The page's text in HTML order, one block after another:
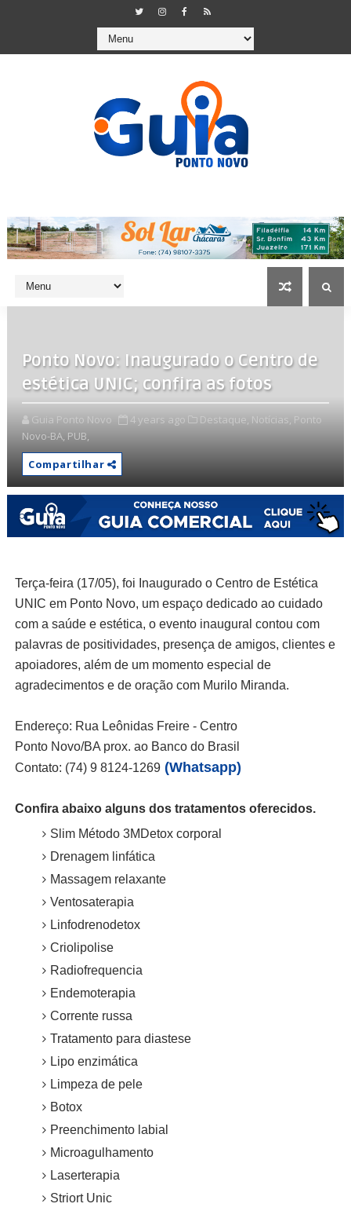
Ponto Novo: Inaugurado o Centro de
estética UNIC; confira as fotos
Guia Ponto Novo 4 years ago Destaque, Notícias, Ponto
Novo-BA, PUB,
Compartilhar
Terça-feira (17/05), foi Inaugurado o Centro de Estética
UNIC em Ponto Novo, um espaço dedicado ao cuidado
com a saúde e estética, o evento inaugural contou com
palavras de positividades, presença de amigos, clientes e
apoiadores, além de um momento especial de
agradecimentos e de oração com Murilo Miranda.
Endereço: Rua Leônidas Freire - Centro
Ponto Novo/BA prox. ao Banco do Brasil
Contato: (74) 9 8124-1269 (Whatsapp)
Confira abaixo alguns dos tratamentos oferecidos.
Slim Método 3MDetox corporal
Drenagem linfática
Massagem relaxante
Ventosaterapia
Linfodrenodetox
Criolipolise
Radiofrequencia
Endemoterapia
Corrente russa
Tratamento para diastese
Lipo enzimática
Limpeza de pele
Botox
Preenchimento labial
Microagulhamento
Laserterapia
Striort Unic